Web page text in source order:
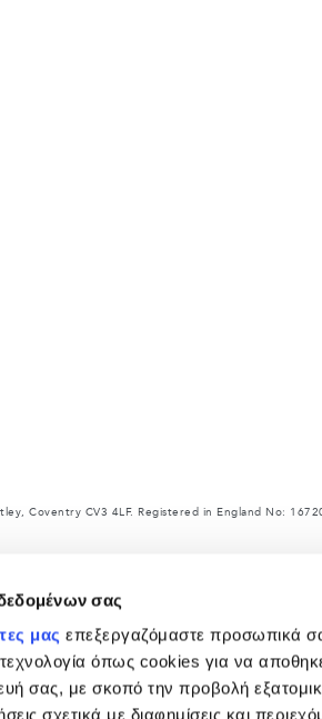
σας
μας επεξεργαζόμαστε προσωπικά
όπως cookies για να
σας, με σκοπό την προβολή
σχετικά με διαφημίσεις και
Coventry CV3 4LF. Registered in England No:
και άλλα αντικείμενα που τοποθετούνται μετά
και ωφέλιμο φορτίο.
χαρακτηριστικά - που εμφανίζονται στο
παρακαλούμε όπως επικοινωνήσετε με έμπορο του
επηρεάζει επί του παρόντος τις προδιαγραφές
στον ιστότοπο ενδέχεται να μην